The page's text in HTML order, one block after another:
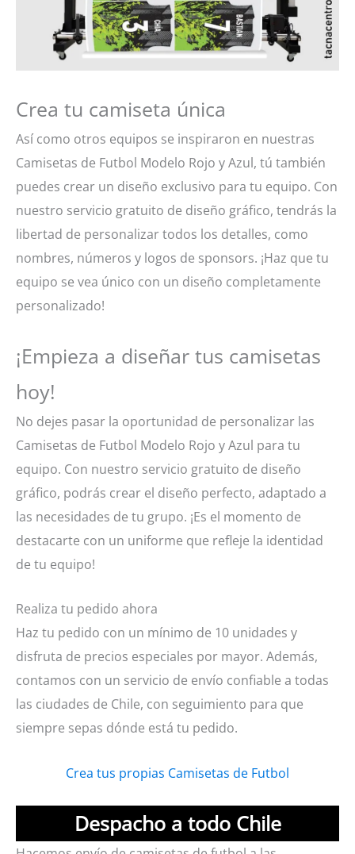
Crea tu camiseta única
Así como otros equipos se inspiraron en nuestras
Camisetas de Futbol Modelo Rojo y Azul, tú también
puedes crear un diseño exclusivo para tu equipo. Con
nuestro servicio gratuito de diseño gráfico, tendrás la
libertad de personalizar todos los detalles, como
nombres, números y logos de sponsors. ¡Haz que tu
equipo se vea único con un diseño completamente
personalizado!
¡Empieza a diseñar tus camisetas
hoy!
No dejes pasar la oportunidad de personalizar las
Camisetas de Futbol Modelo Rojo y Azul para tu
equipo. Con nuestro servicio gratuito de diseño
gráfico, podrás crear el diseño perfecto, adaptado a
las necesidades de tu grupo. ¡Es el momento de
destacarte con un uniforme que refleje la identidad
de tu equipo!
Realiza tu pedido ahora
Haz tu pedido con un mínimo de 10 unidades y
disfruta de precios especiales por mayor. Además,
contamos con un servicio de envío confiable a todas
las ciudades de Chile, con seguimiento para que
siempre sepas dónde está tu pedido.
Crea tus propias Camisetas de Futbol
Despacho a todo Chile